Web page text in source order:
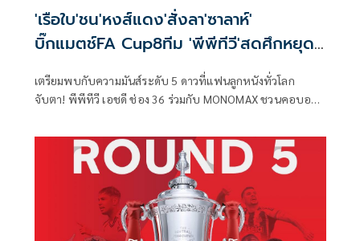
'เรือใบ'ชน'หงส์แดง'สั่งลา'ซาลาห์'
บิ๊กแมตช์FA Cup8ทีม 'พีพีทีวี'สดศึกหยุด
เตรียมพบกับความมันส์ระดับ 5 ดาวที่แฟนลูกหนังทั่วโลก
จับตา! พีพีทีวี เอชดี ช่อง 36 ร่วมกับ MONOMAX ชวนคอบอล
2025/26 รอบ 8 ทีมสุดท้าย ชมบิ๊กแมตช์สุดยิ่งใหญ่ ที่ถูกยกให้
เป็น “นัดชิงชนะเลิศล่วงหน้า” เมื่อ "เรือใบสีฟ้า" แมนเชสเตอร์
ซิตี้ โคจรมาปะทะกับมหาอำนาจลูกหนังอย่าง "หงส์แดง"
ลิเวอร์พูล ในวันเสาร์ที่ 4 เมษายนนี้ แฟน ๆ เตรียมลุ้นรับของ
รางวัลอีกมากมาย ตลอดการรับชมถ่ายทอดสดแมตช์นี้